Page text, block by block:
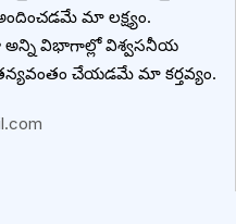
మా లక్ష్యం.
విభాగాల్లో విశ్వసనీయ
చేయడమే మా కర్తవ్యం.